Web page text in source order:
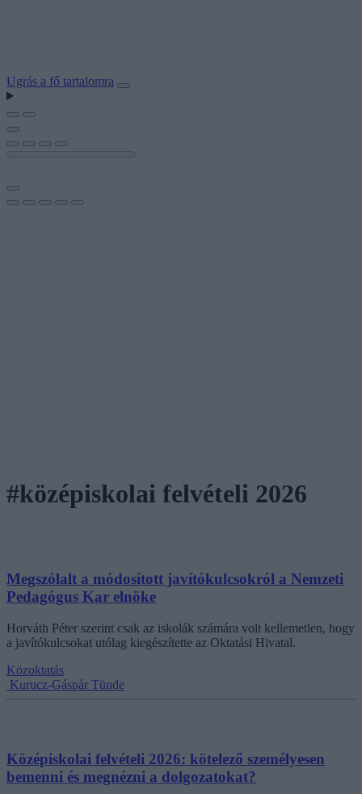
Ugrás a fő tartalomra
#középiskolai felvételi 2026
Megszólalt a módosított javítókulcsokról a Nemzeti
Pedagógus Kar elnöke
Horváth Péter szerint csak az iskolák számára volt kellemetlen, hogy
a javítókulcsokat utólag kiegészítette az Oktatási Hivatal.
Közoktatás
Kurucz-Gáspár Tünde
Középiskolai felvételi 2026: kötelező személyesen
bemenni és megnézni a dolgozatokat?